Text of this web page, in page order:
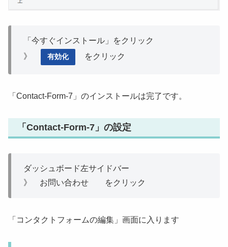
「今すぐインストール」をクリック
》
有効化 をクリック
「Contact-Form-7」のインストールは完了です。
「Contact-Form-7」の設定
ダッシュボード左サイドバー
》 お問い合わせ をクリック
「コンタクトフォームの編集」画面に入ります